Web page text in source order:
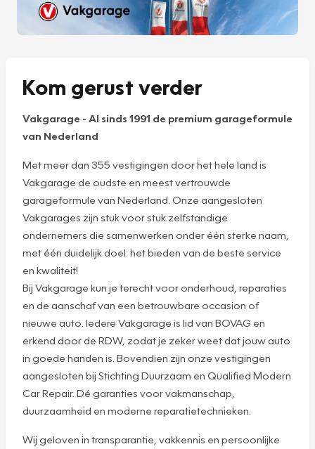
Kom gerust verder
Vakgarage - Al sinds 1991 de premium garageformule
van Nederland
Met meer dan 355 vestigingen door het hele land is
Vakgarage de oudste en meest vertrouwde
garageformule van Nederland. Onze aangesloten
Vakgarages zijn stuk voor stuk zelfstandige
ondernemers die samenwerken onder één sterke naam,
met één duidelijk doel: het bieden van de beste service
en kwaliteit!
Bij Vakgarage kun je terecht voor onderhoud, reparaties
en de aanschaf van een betrouwbare occasion of
nieuwe auto. Iedere Vakgarage is lid van BOVAG en
erkend door de RDW, zodat je zeker weet dat jouw auto
in goede handen is. Bovendien zijn onze vestigingen
aangesloten bij Stichting Duurzaam en Qualified Modern
Car Repair. Dé garanties voor vakmanschap,
duurzaamheid en moderne reparatietechnieken.
Wij geloven in transparantie, vakkennis en persoonlijke